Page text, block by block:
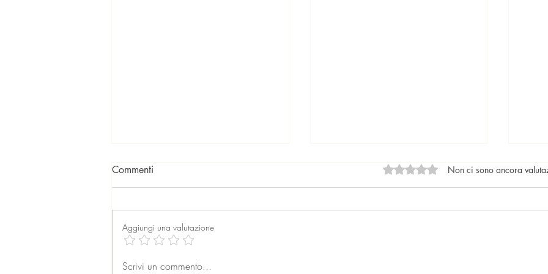
La professione dell’agente
Commenti Valutazione 0 stelle su 5.
Non ci sono ancora
Aggiungi una valutazione
Scrivi un commento...